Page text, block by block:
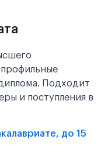
профильные
Подходит
и поступления в
до 15